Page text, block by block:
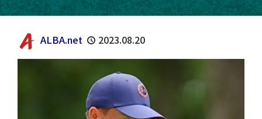
ALBA.net 2023.08.20